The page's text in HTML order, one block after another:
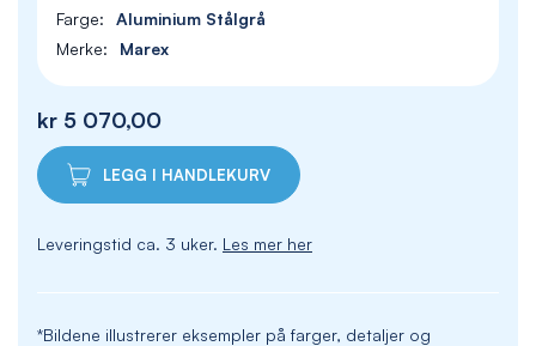
Aluminium Stålgrå
Marex
kr 5 070,00
LEGG I HANDLEKURV
Leveringstid ca. 3 uker. Les mer her
*Bildene illustrerer eksempler på farger, detaljer og